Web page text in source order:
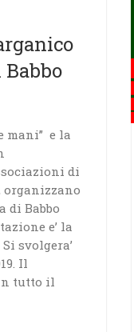
Babbo
mani” e la
di
organizzano
di Babbo
e’ la
svolgera’
Il
tutto il